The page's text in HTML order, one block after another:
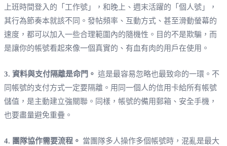
上班時間登入的「工作號」，和晚上、週末活躍的「個人號」，
其行為節奏本就該不同。發帖頻率、互動方式、甚至滑動螢幕的
速度，都可以加入一些合理範圍內的隨機性。目的不是欺騙，而
是讓你的帳號看起來像一個真實的、有血有肉的用戶在使用。
3. 資料與支付隔離是命門。 這是最容易忽略也最致命的一環。不
同帳號的支付方式一定要隔離。用同一個人的信用卡給所有帳號
儲值，是主動建立強關聯。同樣，帳號的備用郵箱、安全手機，
也要盡量避免重疊。
4. 團隊協作需要流程。 當團隊多人操作多個帳號時，混亂是最大